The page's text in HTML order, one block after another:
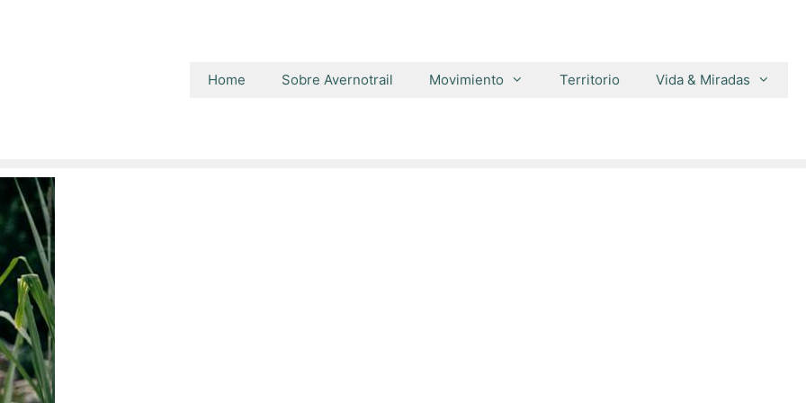
Home
Sobre Avernotrail Movimiento Territorio Vida & Miradas